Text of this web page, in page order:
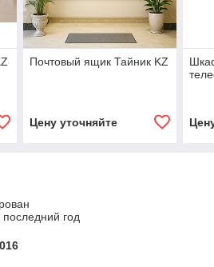
Почтовый ящик Тайник KZ
Цену уточняйте
год